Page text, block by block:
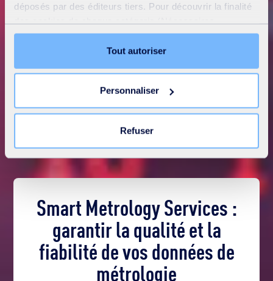
déposés par des éditeurs tiers. Pour découvrir la finalité
Préférences, Statistiques et Marketing), cliquez sur
l’onglet « Détails ». Via ce bandeau, vous pouvez
librement accepter ou refuser tous les cookies ou
nécessaires ne peut entrainer une restriction de l’accès
au site. Vous pouvez retirer votre consentement à tout
Tout autoriser
Personnaliser
Refuser
Smart Metrology Services :
garantir la qualité et la
fiabilité de vos données de
métrologie​